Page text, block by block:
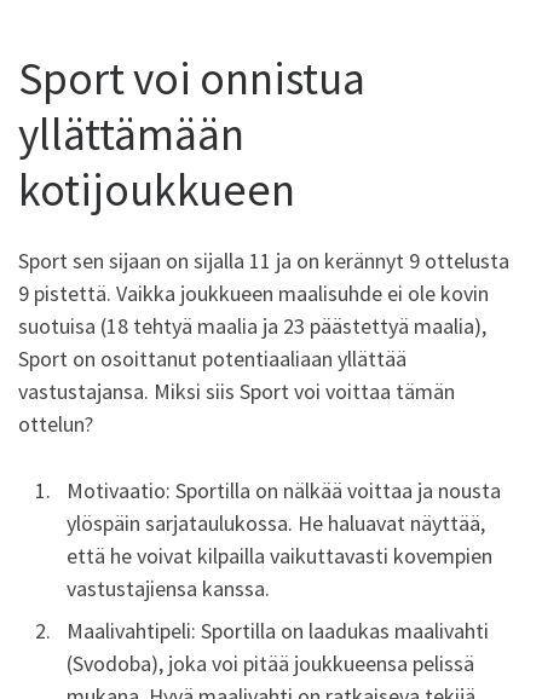
Sport voi onnistua
yllättämään
kotijoukkueen
Sport sen sijaan on sijalla 11 ja on kerännyt 9 ottelusta
9 pistettä. Vaikka joukkueen maalisuhde ei ole kovin
suotuisa (18 tehtyä maalia ja 23 päästettyä maalia),
Sport on osoittanut potentiaaliaan yllättää
vastustajansa. Miksi siis Sport voi voittaa tämän
ottelun?
Motivaatio: Sportilla on nälkää voittaa ja nousta
ylöspäin sarjataulukossa. He haluavat näyttää,
että he voivat kilpailla vaikuttavasti kovempien
vastustajiensa kanssa.
Maalivahtipeli: Sportilla on laadukas maalivahti
(Svodoba), joka voi pitää joukkueensa pelissä